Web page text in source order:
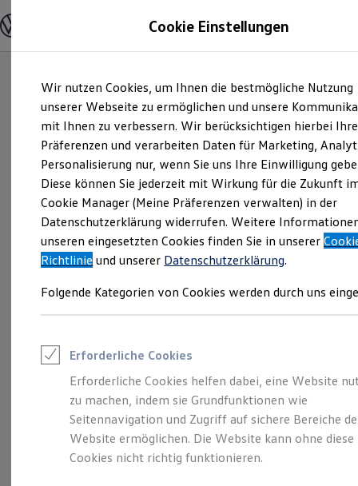
Hauptinhalt
springen
Footer
springen
Modelle und Konfigurator
Modelle vergleichen
Elektroautos
ENERGY Sondermodelle
Nutzfahrzeuge
SUV und CUV
Familienautos
Kombis
Kompaktwagen
Sportwagen
Schnell verfügbare Fahrzeuge
Angebote und Produkte
Aktuelle Angebote
E-Auto-Förderung
Volkswagen Marktplatz
Junge Gebrauchtwagen und Gebrauchtwagen
Saisonangebote
Leasing
Leasing-Angebote
Gebrauchtwagen Leasing
Junge Gebrauchtwagen-Leasing
Elektroauto Leasing
Kleinwagen-Leasing
Leasing ohne Anzahlung
Ganz schön groß. Der
Polo.
Cookie Einstellungen
Wir nutzen Cookies, um Ihnen die bestmögliche Nutzung
unserer Webseite zu ermöglichen und unsere
mit Ihnen zu verbessern. Wir berücksichtigen hierbei Ihre
Präferenzen und verarbeiten Daten für Marketing,
Personalisierung nur, wenn Sie uns Ihre Einwilligung
Diese können Sie jederzeit mit Wirkung für die Zukunft
Cookie Manager (Meine Präferenzen verwalten) in der
Datenschutzerklärung widerrufen. Weitere
unseren eingesetzten Cookies finden Sie in unserer
Richtlinie und unserer Datenschutzerklärung.
Folgende Kategorien von Cookies werden durch uns
Erforderliche Cookies
Erforderliche Cookies helfen dabei, eine Website
zu machen, indem sie Grundfunktionen wie
Seitennavigation und Zugriff auf sichere Bereiche
Website ermöglichen. Die Website kann ohne diese
Cookies nicht richtig funktionieren.